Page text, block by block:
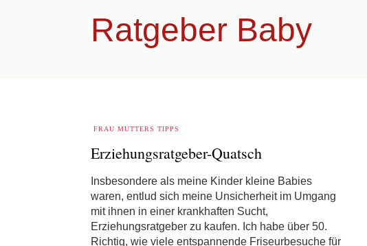
Ratgeber Baby
FRAU MUTTERS TIPPS
Erziehungsratgeber-Quatsch
Insbesondere als meine Kinder kleine Babies
waren, entlud sich meine Unsicherheit im Umgang
mit ihnen in einer krankhaften Sucht,
Erziehungsratgeber zu kaufen. Ich habe über 50.
Richtig, wie viele entspannende Friseurbesuche für